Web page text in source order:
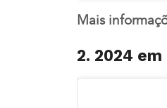
Mais
2. 2024